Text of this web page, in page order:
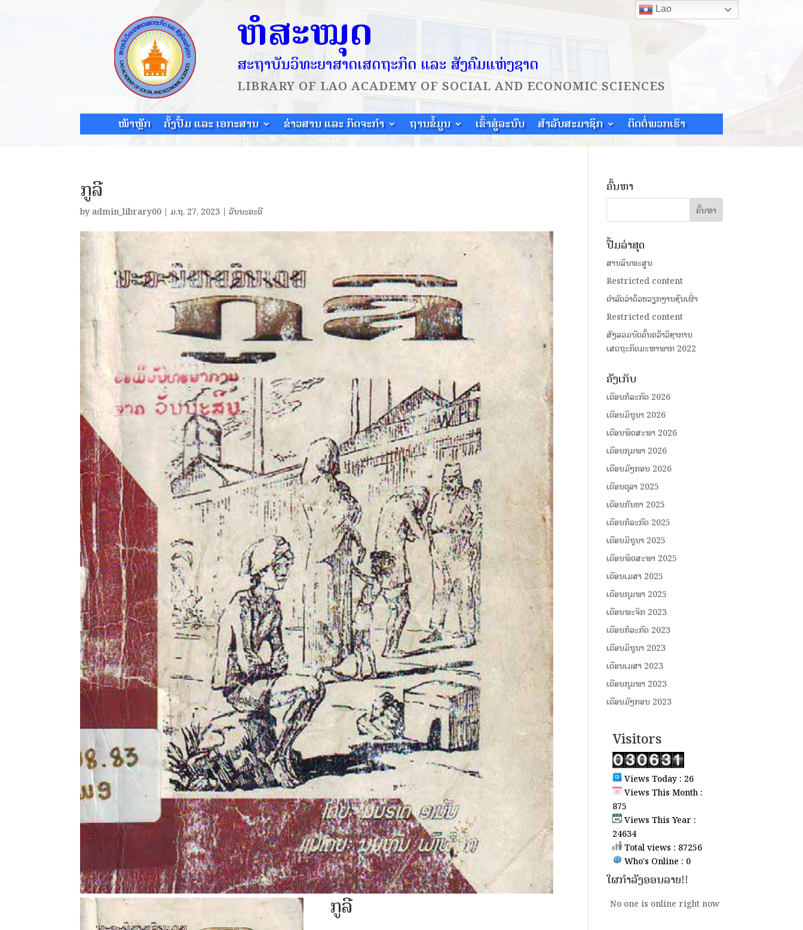
ຫໍສະໝຸດ
ສະຖາບັນວິທະຍາສາດເສດຖະກິດ ແລະ ສັງຄົມແຫ່ງຊາດ
LIBRARY OF LAO ACADEMY OF SOCIAL AND ECONOMIC SCIENCES
ໜ້າຫຼັກ ຄັ້ງປື້ມ ແລະ ເອກະສານ ຂ່າວສານ ແລະ ກິດຈະກຳ ຖານຂໍ້ມູນ ເຂົ້າສູ່ລະບົບ ສຳລັບສະມາຊິກ ຕິດຕໍ່ພວກເຮົາ
ກູລີ
by admin_library00 |ມ.ຖ. 27, 2023 |ວັນນະຄະດີ
ກູລີ
ຄົ້ນຫາ
ປື້ມລ່າສຸດ
ສານລຶບພະສູນ
Restricted content
ດໍາລັດວ່າດ້ວຍວຽກງານຊົນເຜົ່າ
Restricted content
ສັງລວມບົດຄົ້ນຄວ້າວິຊາການ
ເສດຖະກິດມະຫາພາກ 2022
ຄັງເກັບ
ເດືອນກໍລະກົດ 2026
ເດືອນມິຖຸນາ 2026
ເດືອນພຶດສະພາ 2026
ເດືອນກຸມພາ 2026
ເດືອນມັງກອນ 2026
ເດືອນຕຸລາ 2025
ເດືອນກັນຍາ 2025
ເດືອນກໍລະກົດ 2025
ເດືອນມິຖຸນາ 2025
ເດືອນພຶດສະພາ 2025
ເດືອນເມສາ 2025
ເດືອນກຸມພາ 2025
ເດືອນພະຈິກ 2023
ເດືອນກໍລະກົດ 2023
ເດືອນມິຖຸນາ 2023
ເດືອນເມສາ 2023
ເດືອນກຸມພາ 2023
ເດືອນມັງກອນ 2023
Visitors
Views Today : 26
Views This Month :
875
Views This Year :
24634
Total views : 87256
Who's Online : 0
ໃຜກຳລັງອອນລາຍ!!
No one is online right now
Lao